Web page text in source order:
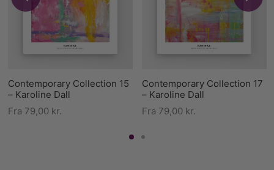
Contemporary Collection 15
– Karoline Dall
Fra 79,00 kr.
Contemporary Collection 17
– Karoline Dall
Fra 79,00 kr.